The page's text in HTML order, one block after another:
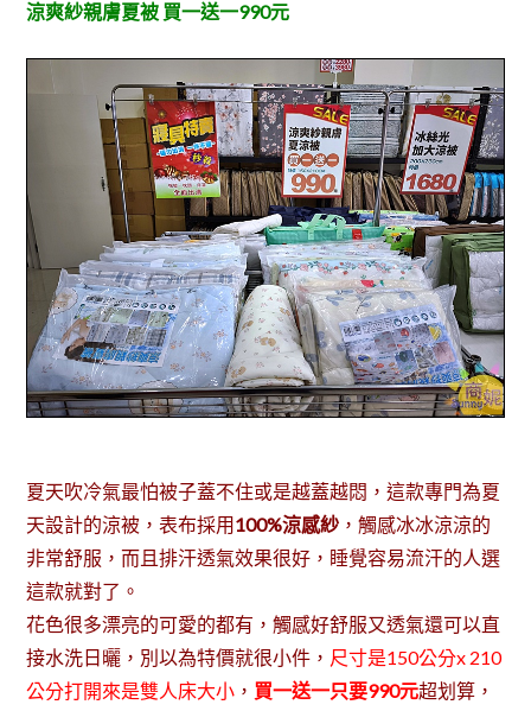
涼爽紗親膚夏被 買一送一990元
夏天吹冷氣最怕被子蓋不住或是越蓋越悶，這款專門為夏
天設計的涼被，表布採用100%涼感紗 ，觸感冰冰涼涼的
非常舒服，而且排汗透氣效果很好，睡覺容易流汗的人選
這款就對了。
花色很多漂亮的可愛的都有，觸感好舒服又透氣還可以直
接水洗日曬，別以為特價就很小件， 尺寸是150公分x 210
公分打開來是雙人床大小 ， 買一送一只要990元超划算，